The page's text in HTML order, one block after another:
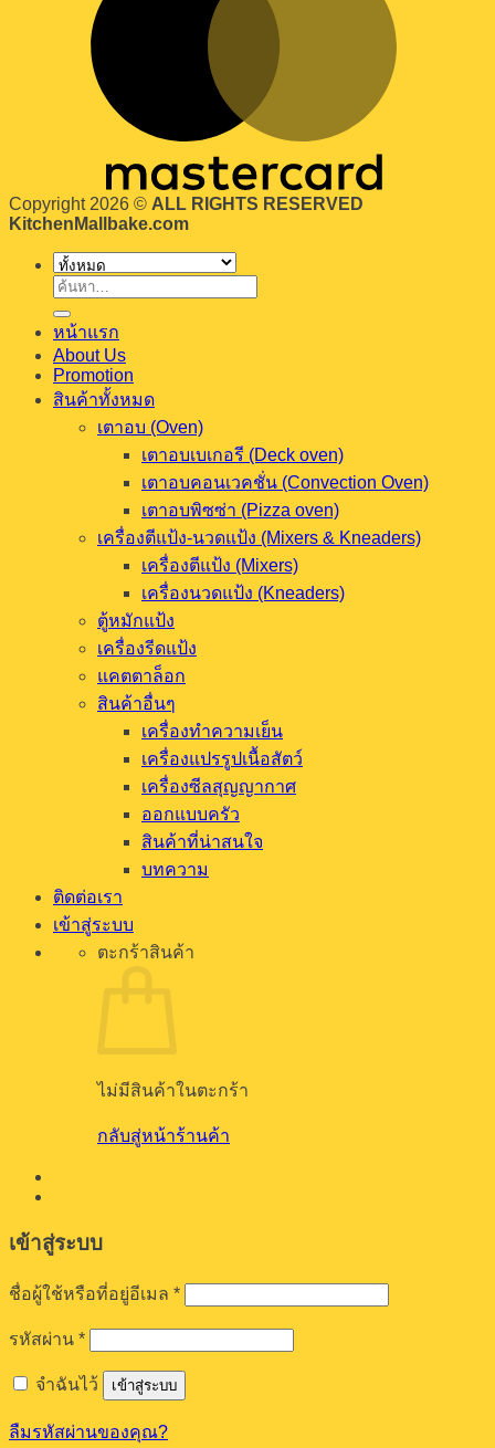
Copyright 2026 © ALL RIGHTS RESERVED
KitchenMallbake.com
ค้นหา:
หน้าแรก
About Us
Promotion
สินค้าทั้งหมด
เตาอบ (Oven)
เตาอบเบเกอรี (Deck oven)
เตาอบคอนเวคชั่น (Convection Oven)
เตาอบพิซซ่า (Pizza oven)
เครื่องตีแป้ง-นวดแป้ง (Mixers & Kneaders)
เครื่องตีแป้ง (Mixers)
เครื่องนวดแป้ง (Kneaders)
ตู้หมักแป้ง
เครื่องรีดแป้ง
แคตตาล็อก
สินค้าอื่นๆ
เครื่องทำความเย็น
เครื่องแปรรูปเนื้อสัตว์
เครื่องซีลสุญญากาศ
ออกแบบครัว
สินค้าที่น่าสนใจ
บทความ
ติดต่อเรา
เข้าสู่ระบบ
ตะกร้าสินค้า
ไม่มีสินค้าในตะกร้า
กลับสู่หน้าร้านค้า
เข้าสู่ระบบ
ชื่อผู้ใช้หรือที่อยู่อีเมล *ต้องการ
รหัสผ่าน *ต้องการ
จำฉันไว้ เข้าสู่ระบบ
ลืมรหัสผ่านของคุณ?